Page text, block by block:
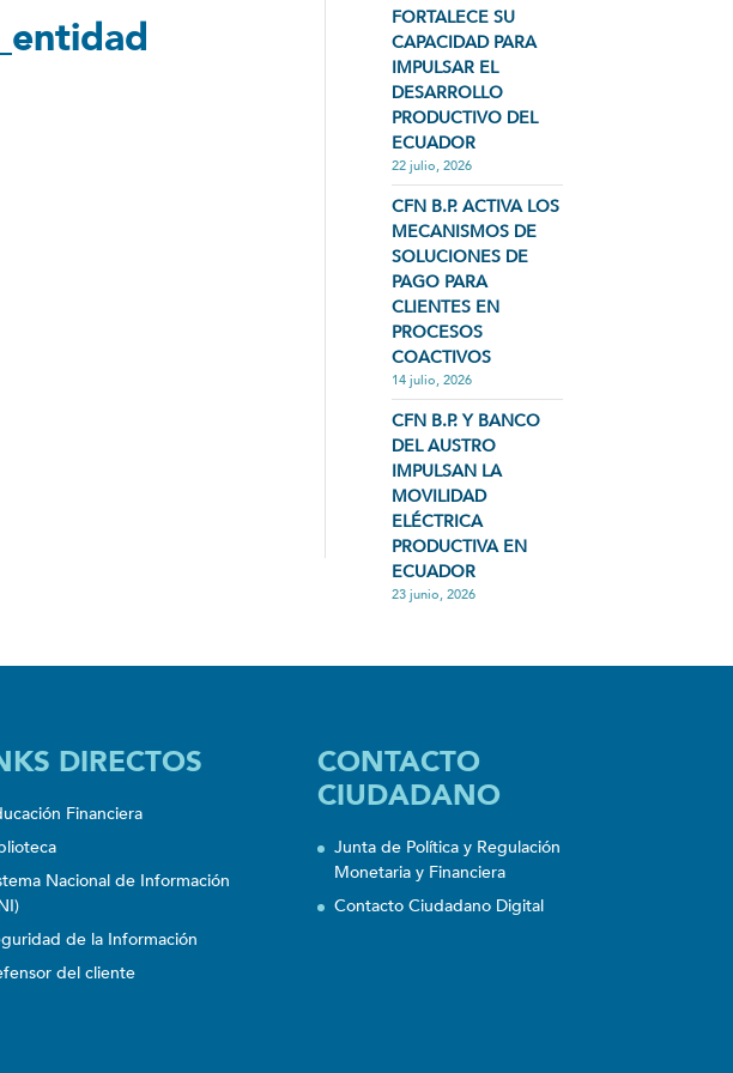
FORTALECE SU
CAPACIDAD PARA
IMPULSAR EL
DESARROLLO
PRODUCTIVO DEL
ECUADOR
22 julio, 2026
CFN B.P. ACTIVA LOS
MECANISMOS DE
SOLUCIONES DE
PAGO PARA
CLIENTES EN
PROCESOS
COACTIVOS
14 julio, 2026
CFN B.P. Y BANCO
DEL AUSTRO
IMPULSAN LA
MOVILIDAD
ELÉCTRICA
PRODUCTIVA EN
ECUADOR
23 junio, 2026
DIRECTOS
Financiera
Nacional de Información
de la Información
del cliente
CONTACTO
CIUDADANO
Junta de Política y Regulación
Monetaria y Financiera
Contacto Ciudadano Digital